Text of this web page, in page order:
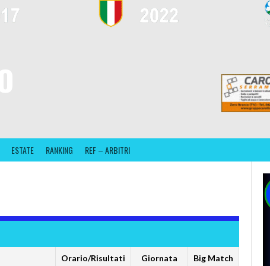
ESTATE RANKING REF – ARBITRI
Orario/Risultati Giornata Big Match